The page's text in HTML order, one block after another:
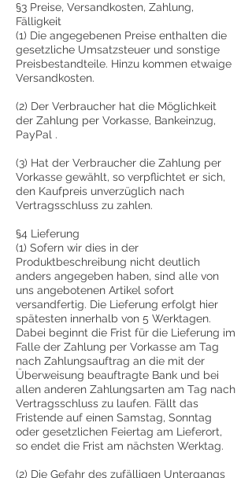
§3 Preise, Versandkosten, Zahlung,
Fälligkeit
(1) Die angegebenen Preise enthalten die
gesetzliche Umsatzsteuer und sonstige
Preisbestandteile. Hinzu kommen etwaige
Versandkosten.
(2) Der Verbraucher hat die Möglichkeit
der Zahlung per Vorkasse, Bankeinzug,
PayPal .
(3) Hat der Verbraucher die Zahlung per
Vorkasse gewählt, so verpflichtet er sich,
den Kaufpreis unverzüglich nach
Vertragsschluss zu zahlen.
§4 Lieferung
(1) Sofern wir dies in der
Produktbeschreibung nicht deutlich
anders angegeben haben, sind alle von
uns angebotenen Artikel sofort
versandfertig. Die Lieferung erfolgt hier
spätesten innerhalb von 5 Werktagen.
Dabei beginnt die Frist für die Lieferung im
Falle der Zahlung per Vorkasse am Tag
nach Zahlungsauftrag an die mit der
Überweisung beauftragte Bank und bei
allen anderen Zahlungsarten am Tag nach
Vertragsschluss zu laufen. Fällt das
Fristende auf einen Samstag, Sonntag
oder gesetzlichen Feiertag am Lieferort,
so endet die Frist am nächsten Werktag.
(2) Die Gefahr des zufälligen Untergangs